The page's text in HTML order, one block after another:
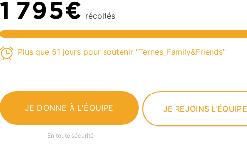
1 795€ récoltés
Plus que 51 jours pour soutenir "Ternes_Family&Friends"
JE DONNE À L'ÉQUIPE
En toute sécurité
JE REJOINS L'ÉQUIPE